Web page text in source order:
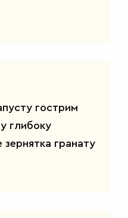
гострим
глибоку
гранату